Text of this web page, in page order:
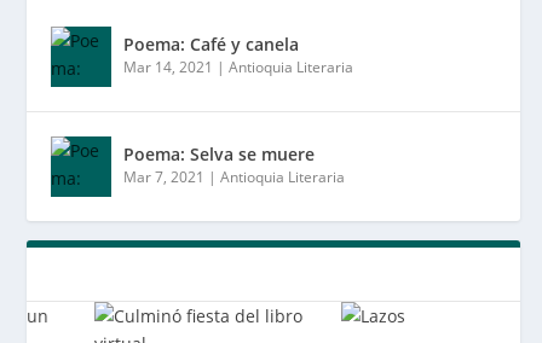
Poema: Café y canela
Mar 14, 2021 |Antioquia Literaria
Poema: Selva se muere
Mar 7, 2021 |Antioquia Literaria